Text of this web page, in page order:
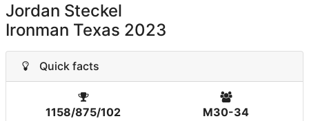
Jordan Steckel
Ironman Texas 2023
Quick facts
1158/875/102
M30-34